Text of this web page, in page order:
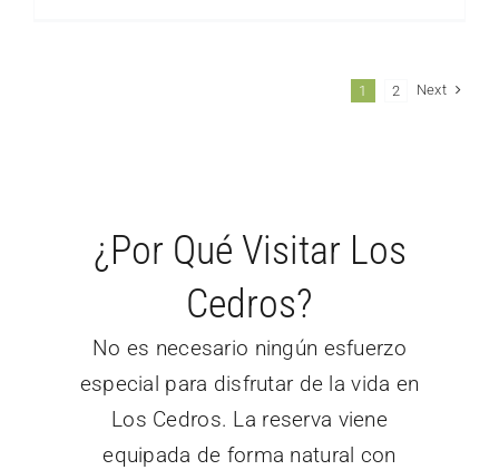
1 2 Next
¿Por Qué Visitar Los
Cedros?
No es necesario ningún esfuerzo
especial para disfrutar de la vida en
Los Cedros. La reserva viene
equipada de forma natural con